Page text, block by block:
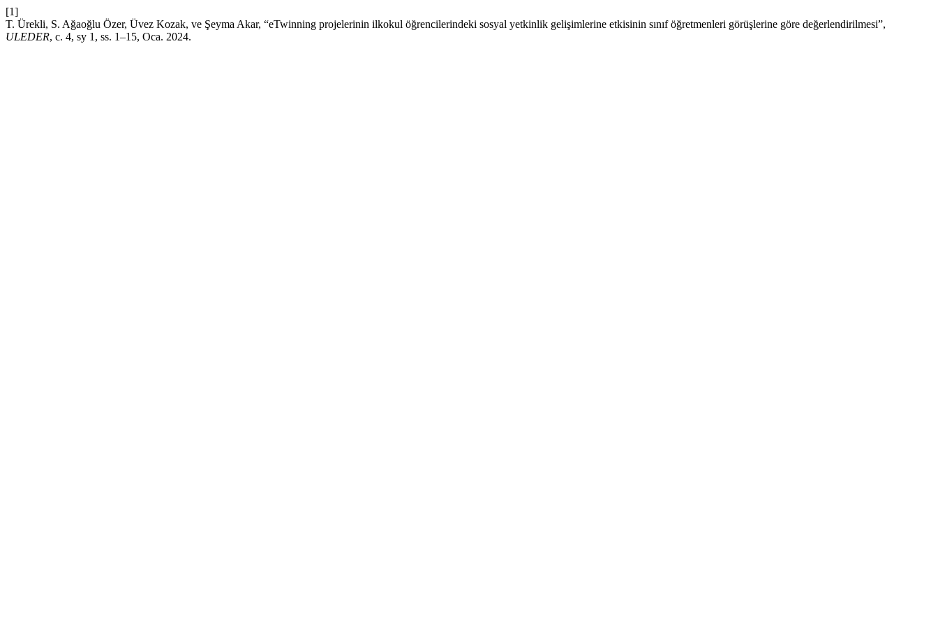
[1]
T. Ürekli, S. Ağaoğlu Özer, Üvez Kozak, ve Şeyma Akar, “eTwinning projelerinin ilkokul öğrencilerindeki sosyal yetkinlik gelişimlerine etkisinin sınıf öğretmenleri görüşlerine göre değerlendirilmesi”,
ULEDER, c. 4, sy 1, ss. 1–15, Oca. 2024.